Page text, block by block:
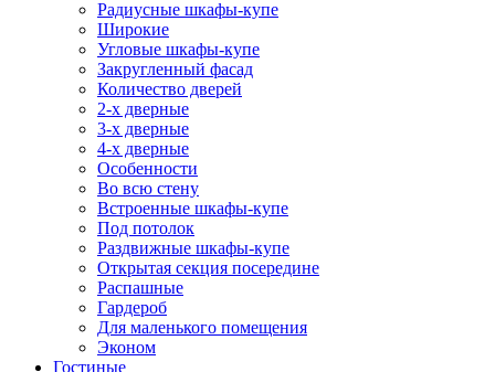
Радиусные шкафы-купе
Широкие
Угловые шкафы-купе
Закругленный фасад
Количество дверей
2-х дверные
3-х дверные
4-х дверные
Особенности
Во всю стену
Встроенные шкафы-купе
Под потолок
Раздвижные шкафы-купе
Открытая секция посередине
Распашные
Гардероб
Для маленького помещения
Эконом
Гостиные